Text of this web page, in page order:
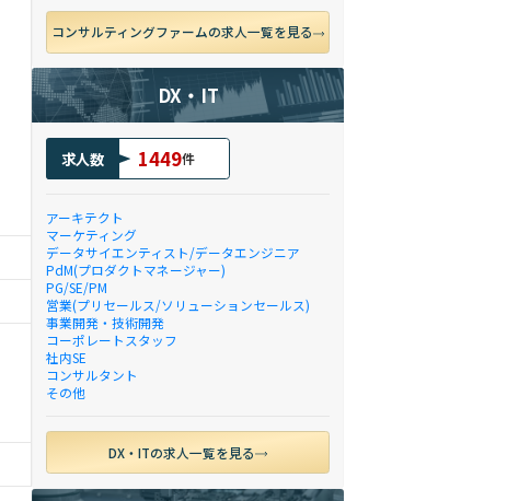
コンサルティングファームの求人一覧を見る
DX・IT
求人数 1449件
アーキテクト
マーケティング
データサイエンティスト/データエンジニア
PdM(プロダクトマネージャー)
PG/SE/PM
営業(プリセールス/ソリューションセールス)
事業開発・技術開発
コーポレートスタッフ
社内SE
コンサルタント
その他
DX・ITの求人一覧を見る